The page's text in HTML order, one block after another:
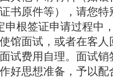
书原件等），请您特
根签证申请过程中
馆面试，或者在客
试费用自理。面试
好思想准备，予以